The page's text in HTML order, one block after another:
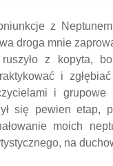
z
droga mnie
ruszyło z kopyta,
i
i grupowe
się pewien etap,
moich
na